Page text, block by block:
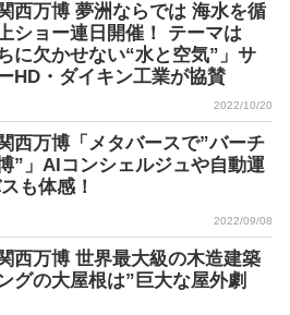
西万博 夢洲ならでは 海水を循
ショー連日開催！ テーマは
に欠かせない“水と空気”」サ
HD・ダイキン工業が協賛
2022/10/20
西万博「メタバースで”バーチ
”」AIコンシェルジュや自動運
も体感！
2022/09/08
西万博 世界最大級の木造建築
グの大屋根は”巨大な屋外劇